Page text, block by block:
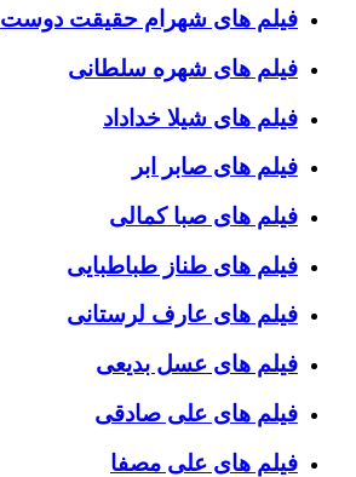
فیلم های شهرام حقیقت دوست
فیلم های شهره سلطانی
فیلم های شیلا خداداد
فیلم های صابر ابر
فیلم های صبا کمالی
فیلم های طناز طباطبایی
فیلم های عارف لرستانی
فیلم های عسل بدیعی
فیلم های علی صادقی
فیلم های علی مصفا